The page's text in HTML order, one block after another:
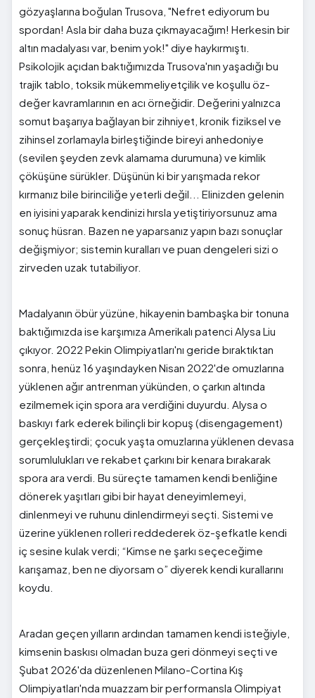
gözyaşlarına boğulan Trusova, "Nefret ediyorum bu
spordan! Asla bir daha buza çıkmayacağım! Herkesin bir
altın madalyası var, benim yok!" diye haykırmıştı.
Psikolojik açıdan baktığımızda Trusova'nın yaşadığı bu
trajik tablo, toksik mükemmeliyetçilik ve koşullu öz-
değer kavramlarının en acı örneğidir. Değerini yalnızca
somut başarıya bağlayan bir zihniyet, kronik fiziksel ve
zihinsel zorlamayla birleştiğinde bireyi anhedoniye
(sevilen şeyden zevk alamama durumuna) ve kimlik
çöküşüne sürükler. Düşünün ki bir yarışmada rekor
kırmanız bile birinciliğe yeterli değil... Elinizden gelenin
en iyisini yaparak kendinizi hırsla yetiştiriyorsunuz ama
sonuç hüsran. Bazen ne yaparsanız yapın bazı sonuçlar
değişmiyor; sistemin kuralları ve puan dengeleri sizi o
zirveden uzak tutabiliyor.
Madalyanın öbür yüzüne, hikayenin bambaşka bir tonuna
baktığımızda ise karşımıza Amerikalı patenci Alysa Liu
çıkıyor. 2022 Pekin Olimpiyatları'nı geride bıraktıktan
sonra, henüz 16 yaşındayken Nisan 2022'de omuzlarına
yüklenen ağır antrenman yükünden, o çarkın altında
ezilmemek için spora ara verdiğini duyurdu. Alysa o
baskıyı fark ederek bilinçli bir kopuş (disengagement)
gerçekleştirdi; çocuk yaşta omuzlarına yüklenen devasa
sorumlulukları ve rekabet çarkını bir kenara bırakarak
spora ara verdi. Bu süreçte tamamen kendi benliğine
dönerek yaşıtları gibi bir hayat deneyimlemeyi,
dinlenmeyi ve ruhunu dinlendirmeyi seçti. Sistemi ve
üzerine yüklenen rolleri reddederek öz-şefkatle kendi
iç sesine kulak verdi; “Kimse ne şarkı seçeceğime
karışamaz, ben ne diyorsam o” diyerek kendi kurallarını
koydu.
Aradan geçen yılların ardından tamamen kendi isteğiyle,
kimsenin baskısı olmadan buza geri dönmeyi seçti ve
Şubat 2026'da düzenlenen Milano-Cortina Kış
Olimpiyatları'nda muazzam bir performansla Olimpiyat